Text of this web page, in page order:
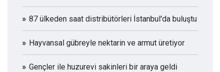
87 ülkeden saat distribütörleri İstanbul'da buluştu
Hayvansal gübreyle nektarin ve armut üretiyor
Gençler ile huzurevi sakinleri bir araya geldi